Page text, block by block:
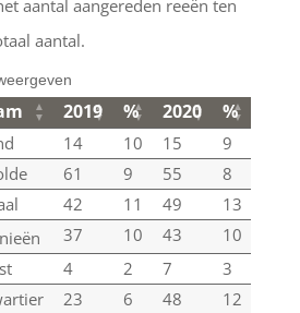
aantal aangereden reeën ten
aantal.
2019 % 2020 %
2019 % 2020 %
14 10 15 9
61 9 55 8
42 11 49 13
37 10 43 10
4 2 7 3
23 6 48 12